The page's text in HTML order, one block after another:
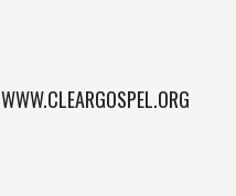
WWW.CLEARGOSPEL.ORG